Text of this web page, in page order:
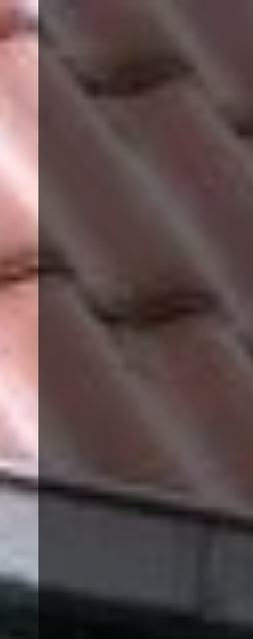
Panneau de gestion des cookies